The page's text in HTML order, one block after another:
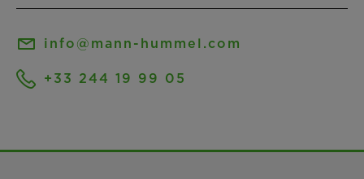
info@mann-hummel.com
+33 244 19 99 05